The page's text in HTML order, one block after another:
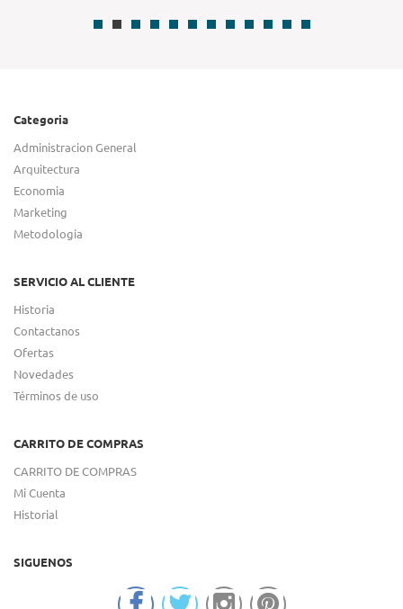
Categoria
Administracion General
Arquitectura
Economia
Marketing
Metodologia
SERVICIO AL CLIENTE
Historia
Contactanos
Ofertas
Novedades
Términos de uso
CARRITO DE COMPRAS
CARRITO DE COMPRAS
Mi Cuenta
Historial
SIGUENOS